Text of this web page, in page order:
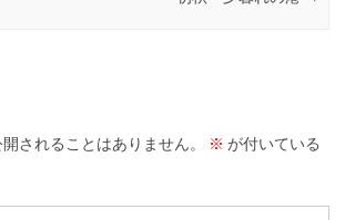
されることはありません。 ※ が付いている